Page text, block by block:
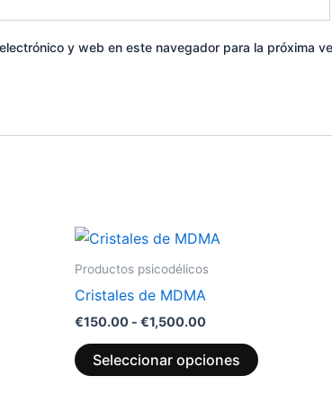
y web en este navegador para la próxima
Productos psicodélicos
Cristales de MDMA
€150.00 - €1,500.00
Rango
precios:
€150.00
Seleccionar opciones
Las